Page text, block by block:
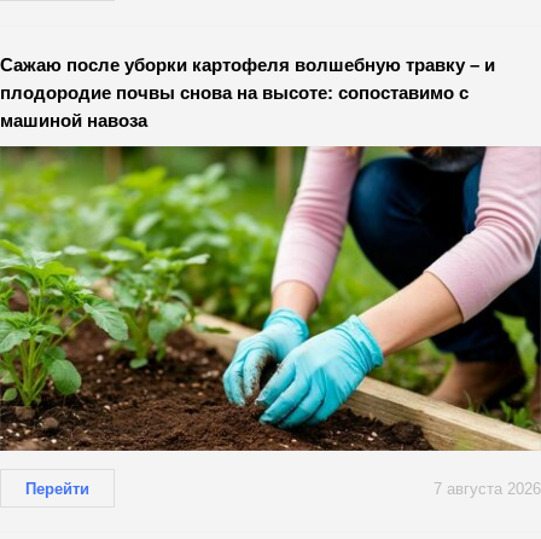
Сажаю после уборки картофеля волшебную травку – и
плодородие почвы снова на высоте: сопоставимо с
машиной навоза
Перейти 7 августа 2026